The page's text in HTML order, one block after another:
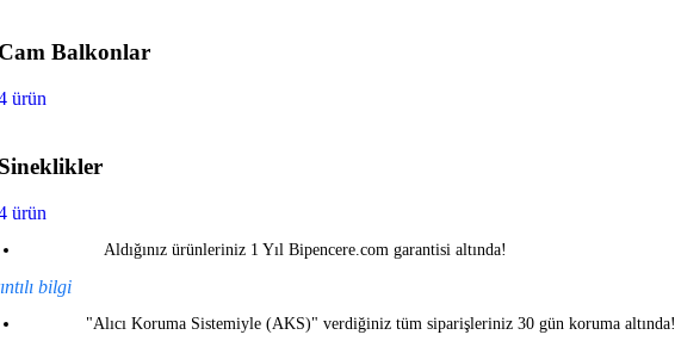
Balkonlar
ürün
ürün
Aldığınız ürünleriniz 1 Yıl Bipencere.com garantisi altında!
bilgi
"Alıcı Koruma Sistemiyle (AKS)" verdiğiniz tüm siparişleriniz 30 gün koruma altında!